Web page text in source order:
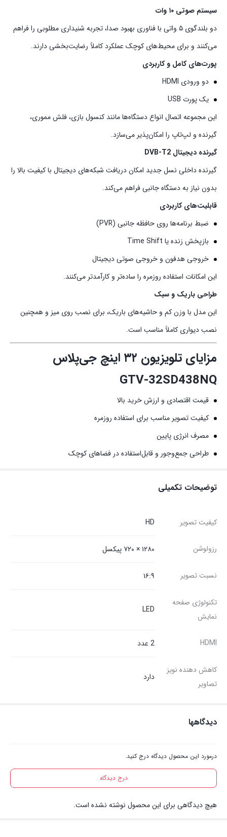
سیستم صوتی ۱۰ وات
دو بلندگوی ۵ واتی با فناوری بهبود صدا، تجربه شنیداری مطلوبی را فراهم
می‌کنند و برای محیط‌های کوچک عملکرد کاملاً رضایت‌بخشی دارند.
پورت‌های کامل و کاربردی
دو ورودی HDMI
یک پورت USB
این مجموعه اتصال انواع دستگاه‌ها مانند کنسول بازی، فلش مموری،
گیرنده و لپ‌تاپ را امکان‌پذیر می‌سازد.
گیرنده دیجیتال DVB‑T2
گیرنده داخلی نسل جدید امکان دریافت شبکه‌های دیجیتال با کیفیت بالا را
بدون نیاز به دستگاه جانبی فراهم می‌کند.
قابلیت‌های کاربردی
ضبط برنامه‌ها روی حافظه جانبی (PVR)
بازپخش زنده یا Time Shift
خروجی هدفون و خروجی صوتی دیجیتال
این امکانات استفاده روزمره را ساده‌تر و کارآمدتر می‌کنند.
طراحی باریک و سبک
این مدل با وزن کم و حاشیه‌های باریک، برای نصب روی میز و همچنین
نصب دیواری کاملاً مناسب است.
مزایای تلویزیون ۳۲ اینچ جی‌پلاس
GTV‑32SD438NQ
قیمت اقتصادی و ارزش خرید بالا
کیفیت تصویر مناسب برای استفاده روزمره
مصرف انرژی پایین
طراحی جمع‌وجور و قابل‌استفاده در فضاهای کوچک
توضیحات تکمیلی
کیفیت تصویر HD
رزولوشن ۱۲۸۰ × ۷۲۰ پیکسل
نسبت تصویر ۱۶:۹
تکنولوژی صفحه
نمایش
LED
HDMI 2 عدد
کاهش دهنده نویز
تصاویر
دارد
دیدگاهها
درمورد این محصول دیدگاه درج کنید.
درج دیدگاه
هیچ دیدگاهی برای این محصول نوشته نشده است.